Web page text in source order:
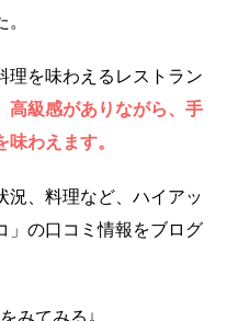
理を味わえるレストラン
高級感がありながら、手
わえます。
況、料理など、ハイアッ
」の口コミ情報をブログ